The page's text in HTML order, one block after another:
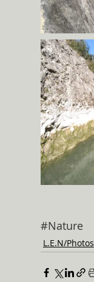
#Nature
L.E.N/Photos